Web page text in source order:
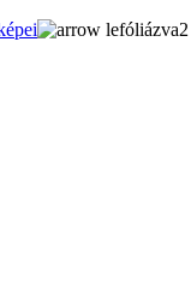
lefóliázva2